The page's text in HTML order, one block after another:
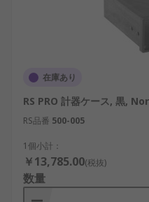
在庫あり
RS PRO 計器ケース, 黒,
RS品番 500-005
1個小計：
￥13,785.00(税抜)
数量